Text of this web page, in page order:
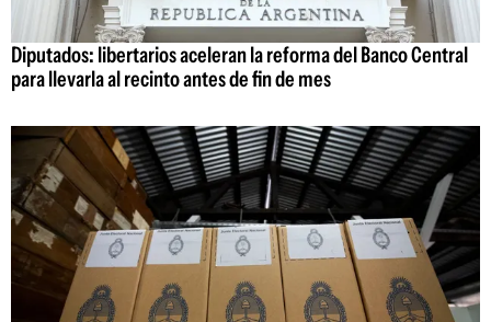
Diputados: libertarios aceleran la reforma del Banco Central
para llevarla al recinto antes de fin de mes